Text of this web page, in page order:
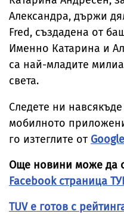
Александра, държи
Fred, създадена от
Именно Катарина и
са най-младите
света.
Следете ни
мобилното
го изтеглите от
Още новини може да
Facebook страница
TUV е готов с